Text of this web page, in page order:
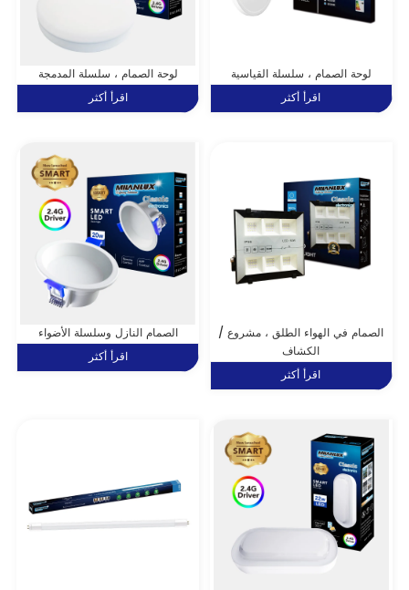
لوحة الصمام ، سلسلة المدمجة
اقرأ أكثر
لوحة الصمام ، سلسلة القياسية
اقرأ أكثر
الصمام النازل وسلسلة الأضواء
اقرأ أكثر
الصمام في الهواء الطلق ، مشروع /
الكشاف
اقرأ أكثر